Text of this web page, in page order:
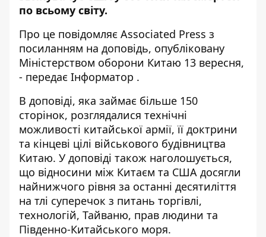
по всьому світу.
Про це повідомляє Associated Press з
посиланням на доповідь, опубліковану
Міністерством оборони Китаю 13 вересня,
- передає Інформатор .
В доповіді, яка займає більше 150
сторінок, розглядалися технічні
можливості китайської армії, її доктрини
та кінцеві цілі військового будівництва
Китаю. У доповіді також наголошується,
що відносини між Китаєм та США досягли
найнижчого рівня за останні десятиліття
на тлі суперечок з питань торгівлі,
технологій, Тайваню, прав людини та
Південно-Китайського моря.